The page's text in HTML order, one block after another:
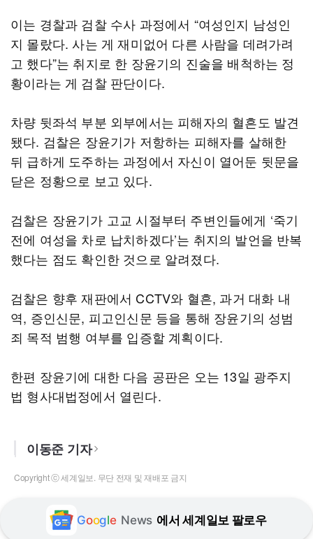
이는 경찰과 검찰 수사 과정에서 “여성인지 남성인
지 몰랐다. 사는 게 재미없어 다른 사람을 데려가려
고 했다”는 취지로 한 장윤기의 진술을 배척하는 정
황이라는 게 검찰 판단이다.
차량 뒷좌석 부분 외부에서는 피해자의 혈흔도 발견
됐다. 검찰은 장윤기가 저항하는 피해자를 살해한
뒤 급하게 도주하는 과정에서 자신이 열어둔 뒷문을
닫은 정황으로 보고 있다.
검찰은 장윤기가 고교 시절부터 주변인들에게 ‘죽기
전에 여성을 차로 납치하겠다’는 취지의 발언을 반복
했다는 점도 확인한 것으로 알려졌다.
검찰은 향후 재판에서 CCTV와 혈흔, 과거 대화 내
역, 증인신문, 피고인신문 등을 통해 장윤기의 성범
죄 목적 범행 여부를 입증할 계획이다.
한편 장윤기에 대한 다음 공판은 오는 13일 광주지
법 형사대법정에서 열린다.
이동준 기자
Copyright ⓒ 세계일보. 무단 전재 및 재배포 금지
Google News 에서 세계일보 팔로우